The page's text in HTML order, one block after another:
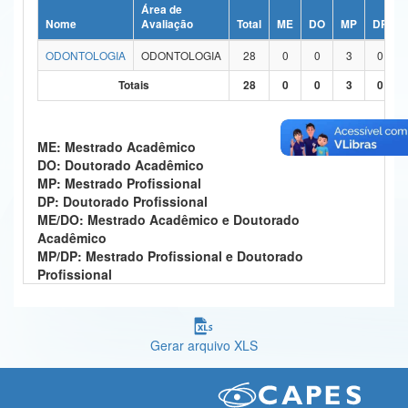
Ministério da Ciência, Tecnologia, Inovações e Comunicações
Ministério do Meio Ambiente
Controladoria-Geral da União
Ministério da Mulher, da Família e dos Direitos Humanos
Secretaria-Geral
Secretaria de Governo
Nome
Área de
Avaliação
Total ME DO MP DP
ODONTOLOGIA
ODONTOLOGIA 28 0 0 3
0
Totais
28 0 0 3 0
ME: Mestrado Acadêmico
DO: Doutorado Acadêmico
MP: Mestrado Profissional
DP: Doutorado Profissional
ME/DO: Mestrado Acadêmico e Doutorado
Acadêmico
MP/DP: Mestrado Profissional e Doutorado
Profissional
Gerar arquivo XLS